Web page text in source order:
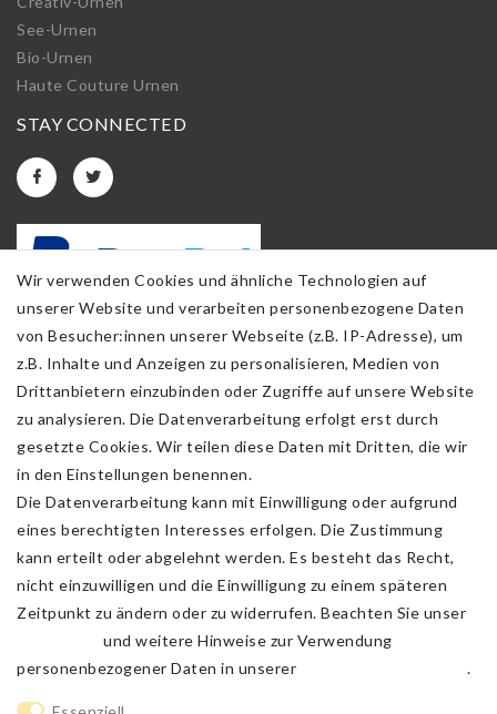
See-Urnen
Bio-Urnen
Haute Couture Urnen
STAY CONNECTED
Impressum
Wir verwenden Cookies und ähnliche Technologien auf
unserer Website und verarbeiten personenbezogene Daten
von Besucher:innen unserer Webseite (z.B. IP-Adresse), um
z.B. Inhalte und Anzeigen zu personalisieren, Medien von
Drittanbietern einzubinden oder Zugriffe auf unsere Website
zu analysieren. Die Datenverarbeitung erfolgt erst durch
gesetzte Cookies. Wir teilen diese Daten mit Dritten, die wir
in den Einstellungen benennen.
Die Datenverarbeitung kann mit Einwilligung oder aufgrund
eines berechtigten Interesses erfolgen. Die Zustimmung
kann erteilt oder abgelehnt werden. Es besteht das Recht,
nicht einzuwilligen und die Einwilligung zu einem späteren
Zeitpunkt zu ändern oder zu widerrufen. Beachten Sie unser
und weitere Hinweise zur Verwendung
personenbezogener Daten in unserer
.